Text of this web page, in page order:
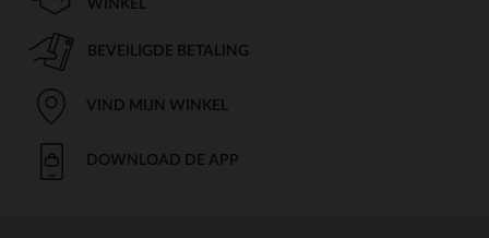
WINKEL
BEVEILIGDE BETALING
VIND MIJN WINKEL
DOWNLOAD DE APP